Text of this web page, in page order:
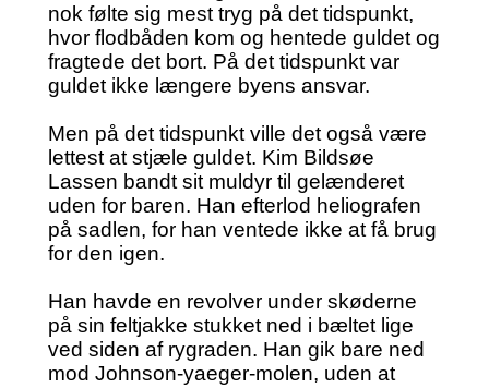
nok følte sig mest tryg på det tidspunkt,
hvor flodbåden kom og hentede guldet og
fragtede det bort. På det tidspunkt var
guldet ikke længere byens ansvar.
Men på det tidspunkt ville det også være
lettest at stjæle guldet. Kim Bildsøe
Lassen bandt sit muldyr til gelænderet
uden for baren. Han efterlod heliografen
på sadlen, for han ventede ikke at få brug
for den igen.
Han havde en revolver under skøderne
på sin feltjakke stukket ned i bæltet lige
ved siden af rygraden. Han gik bare ned
mod Johnson-yaeger-molen, uden at